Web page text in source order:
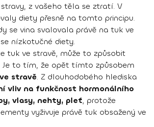
z vašeho těla se ztratí. V
diety přesně na tomto principu.
se vina svalovala právě na tuk ve
nízkotučné diety.
tuk ve stravě, může to způsobit
Je to tím, že opět tímto způsobem
stravě. Z dlouhodobého hlediska
vliv na funkčnost hormonálního
vlasy, nehty, pleť, protože
vyživuje právě tuk obsažený ve